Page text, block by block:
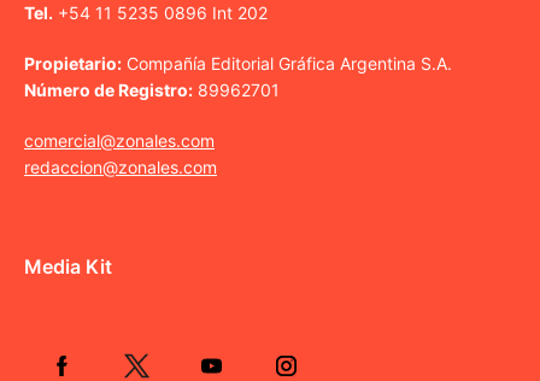
Tel. +54 11 5235 0896 Int 202
Propietario: Compañía Editorial Gráfica Argentina S.A.
Número de Registro: 89962701
comercial@zonales.com
redaccion@zonales.com
Media Kit